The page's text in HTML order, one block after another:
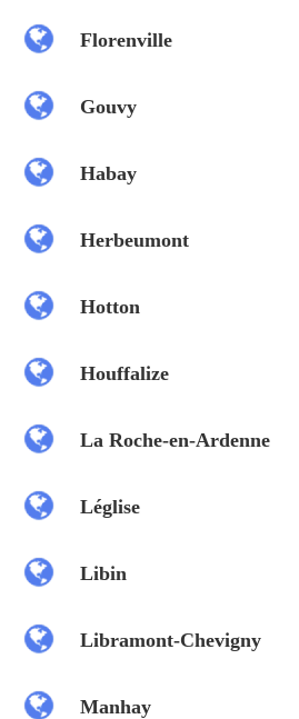
Florenville
Gouvy
Habay
Herbeumont
Hotton
Houffalize
La Roche-en-Ardenne
Léglise
Libin
Libramont-Chevigny
Manhay